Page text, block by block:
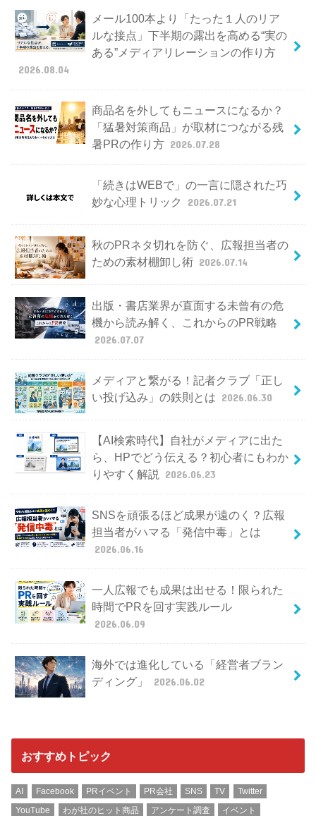
メール100本より「たった１人のリア
ルな接点」下半期の露出を高める“実の
ある”メディアリレーションの作り方
2026.08.04
商品名を外してもニュースになるか？
「猛暑対策商品」が取材につながる残
暑PRの作り方 2026.07.28
「続きはWEBで」の一言に隠された巧
妙な心理トリック
2026.07.21
秋のPRネタ切れを防ぐ、広報担当者の
ための素材棚卸し術 2026.07.14
出版・書店業界が直面する未曾有の危
機から読み解く、これからのPR戦略
2026.07.07
メディアと繋がる！記者クラブ「正し
い投げ込み」の鉄則とは 2026.06.30
【AI検索時代】自社がメディアに出た
ら、HPでどう伝える？初心者にもわか
りやすく解説
2026.06.23
SNSを頑張るほど成果が遠のく？広報
担当者がハマる「発信中毒」とは
2026.06.16
一人広報でも成果は出せる！限られた
時間でPRを回す実践ルール
2026.06.09
海外では進化している「経営者ブラン
ディング」
2026.06.02
おすすめトピック
AI Facebook PRイベント PR会社 SNS TV
Twitter
YouTube
わが社のヒット商品 アンケート調査
イベント